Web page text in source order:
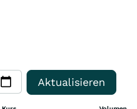
Aktualisieren